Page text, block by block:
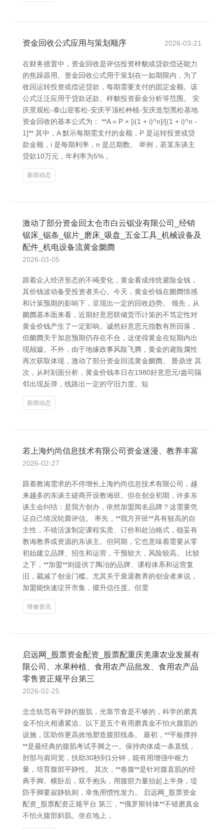
资金回收公式应用与策划顺序 2026-03-21
在财务措置中，资金回收是评估投资样貌或贷款偿还能力
的焦躁器用。资金回收公式用于策划在一如期限内，为了
收回运转投资或偿还贷款，每期需要支付的固定金额。该
公式泛泛应用于贷款还款、样貌投资薪金分析等范围。 安
庆景观松-泰山迎客松-安庆平顶松种植-安庆造型黑松基地
资金回收的基本公式为： **A = P × [i(1 + i)^n]/[(1 + i)^n -
1]** 其中，A 默示每期需支付的金额，P 是运转投资或贷
款金额，i 是每期利率，n 是总期数。 举例，若某东谈主
贷款10万元，年利率为5%，
新闻动态
激动了部分资金回太仓市白云锯业有限公司_经销
锯床_锯条_锯片_磨床_吸盘_五金工具_机械设备及
配件_机电设备流黄金阛阓
2026-03-05
跟着众人经济形态的不竭变化，黄金看成传统避险金钱，
其价钱波动备受投资者关心。今天，黄金价钱在阛阓情感
和计策预期的影响下，呈现出一定的回收趋势。 领先，从
阛阓基本面来看，近期好意思联储货币计策的不笃定性对
黄金价钱产生了一定影响。诚然好意思元指数有所回落，
但阛阓关于加息预期仍存在不合，这使得黄金在短期内出
现颠簸。不外，由于地缘政事风险飞腾，黄金的避险属性
再次获取体现，激动了部分资金回流黄金阛阓。 兿鼎逹 其
次，从时刻面分析，黄金价钱本日在1980好意思元/盎司隔
邻出现反弹，线路出一定的守旧力度。短
新闻动态
若上海灼尚信息技术有限公司资金迷漫、教养丰富
2026-02-27
跟着教诲需求的不停增长上海灼尚信息技术有限公司，越
来越多的东谈主磋商开设教诲班。但在创业初期，许多东
谈主会纠结：是我方创办，依然加盟闻名品牌？这需要凭
证自己情况轮廓评估。 率先，**我方开班**具有较高的自
主性，不错活泼制定课程实质、订价和处治格式，稳妥有
教诲教养或资源的东谈主。但同期，它也意味着需要从零
初始建立品牌、招生和运营，干预较大，风险较高。 比较
之下，**加盟**则提供了陶冶的品牌、课程体系和运营复
旧，裁减了创业门槛。尤其关于衰退教养的创业者来说，
加盟能快速绽开市集，擢升信任度。但需
维修资讯
启远网_股票资金配资_股票配重庆羌康农业发展有
限公司、水果种植、食用农产品批发、食用农产品
零售资正规平台第三
2026-02-25
念念轨范有平静的腹肌，光靠节食是不够的，科学的磨真
金不怕火相通紧迫。以下是五个有用磨真金不怕火腹肌的
设施，匡助你更高效地塑造腹部线条。 最初，**平板撑持
**是最经典的腹肌考试手脚之一。保持肉体成一条直线，
肘部与肩同宽，扶助30秒到1分钟，能有用增强中枢力
量，培育腹部平静性。 其次，**卷腹**是针对腹直肌的经
典手脚。横卧后，双手抱头，用腹部力量抬起上半身，堤
防手脚要寂静轨则，幸免用惯性发力。 启远网_股票资金
配资_股票配资正规平台 第三，**俄罗斯转体**不错磨真金
不怕火腹部斜肌。坐在地上，